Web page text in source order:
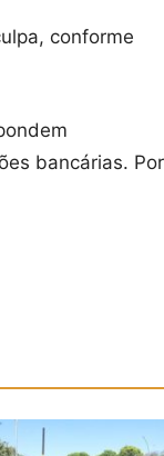
conforme
bancárias. Por